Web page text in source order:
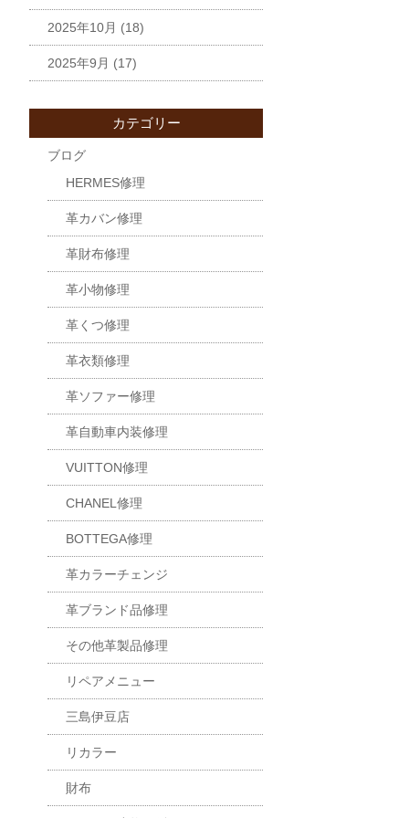
2025年10月 (18)
2025年9月 (17)
カテゴリー
ブログ
HERMES修理
革カバン修理
革財布修理
革小物修理
革くつ修理
革衣類修理
革ソファー修理
革自動車内装修理
VUITTON修理
CHANEL修理
BOTTEGA修理
革カラーチェンジ
革ブランド品修理
その他革製品修理
リペアメニュー
三島伊豆店
リカラー
財布